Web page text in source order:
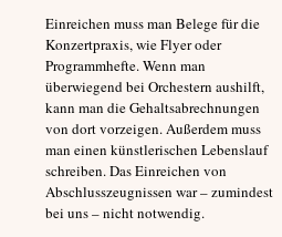
Einreichen muss man Belege für die
Konzertpraxis, wie Flyer oder
Programmhefte. Wenn man
überwiegend bei Orchestern aushilft,
kann man die Gehaltsabrechnungen
von dort vorzeigen. Außerdem muss
man einen künstlerischen Lebenslauf
schreiben. Das Einreichen von
Abschlusszeugnissen war – zumindest
bei uns – nicht notwendig.